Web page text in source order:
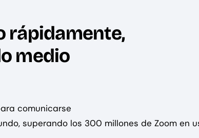
rápidamente,
medio
comunicarse
superando los 300 millones de Zoom en